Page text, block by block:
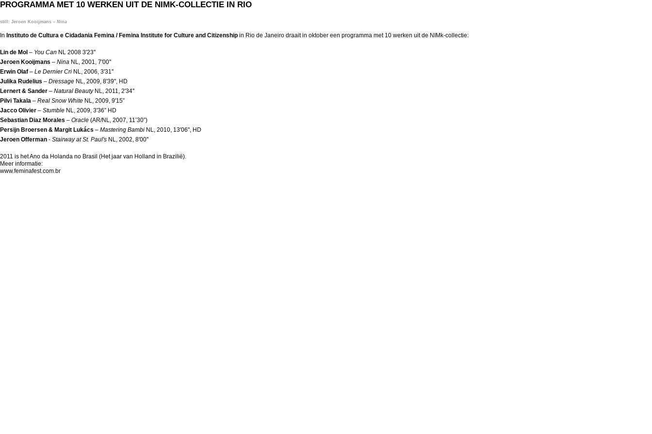
PROGRAMMA MET 10 WERKEN UIT DE NIMK-COLLECTIE IN RIO
still: Jeroen Kooijmans – Nina
In Instituto de Cultura e Cidadania Femina / Femina Institute for Culture and Citizenship in Rio de Janeiro draait in oktober een programma met 10 werken uit de NIMk-collectie:
Lin de Mol – You Can NL 2008 3'23''
Jeroen Kooijmans – Nina NL, 2001, 7'00''
Erwin Olaf – Le Dernier Cri NL, 2006, 3'31''
Julika Rudelius – Dressage NL, 2009, 8'39", HD
Lernert & Sander – Natural Beauty NL, 2011, 2'34''
Pilvi Takala – Real Snow White NL, 2009, 9'15”
Jacco Olivier – Stumble NL, 2009, 3'36” HD
Sebastian Diaz Morales – Oracle (AR/NL, 2007, 11’30”)
Persijn Broersen & Margit Lukács – Mastering Bambi NL, 2010, 13'06", HD
Jeroen Offerman - Stairway at St. Paul's NL, 2002, 8'00''
2011 is het Ano da Holanda no Brasil (Het jaar van Holland in Brazilië).
Meer informatie:
www.feminafest.com.br